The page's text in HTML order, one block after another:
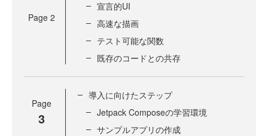
Page 2
宣言的UI
高速な描画
テスト可能な関数
既存のコードとの共存
Page
3
導入に向けたステップ
Jetpack Composeの学習環境
サンプルアプリの作成